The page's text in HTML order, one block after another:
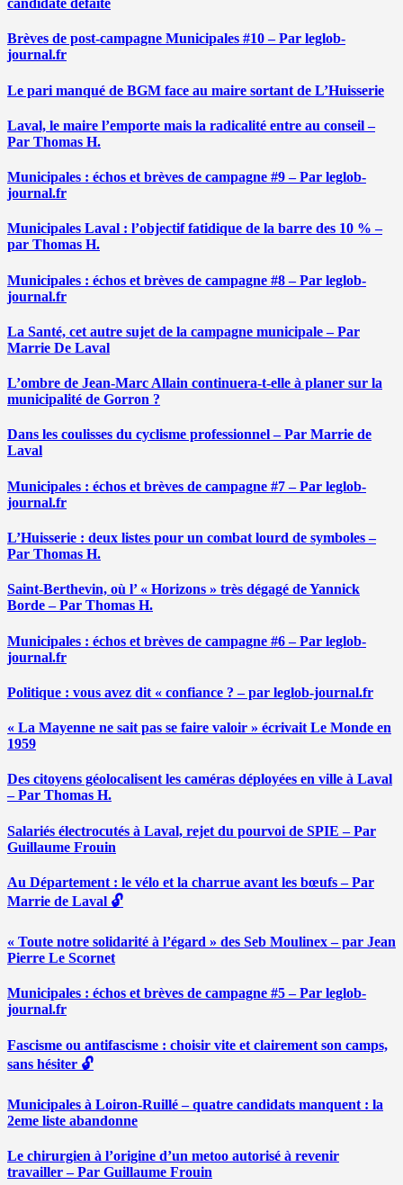
candidate défaite
Brèves de post-campagne Municipales #10 – Par leglob-
journal.fr
Le pari manqué de BGM face au maire sortant de L’Huisserie
Laval, le maire l’emporte mais la radicalité entre au conseil –
Par Thomas H.
Municipales : échos et brèves de campagne #9 – Par leglob-
journal.fr
Municipales Laval : l’objectif fatidique de la barre des 10 % –
par Thomas H.
Municipales : échos et brèves de campagne #8 – Par leglob-
journal.fr
La Santé, cet autre sujet de la campagne municipale – Par
Marrie De Laval
L’ombre de Jean-Marc Allain continuera-t-elle à planer sur la
municipalité de Gorron ?
Dans les coulisses du cyclisme professionnel – Par Marrie de
Laval
Municipales : échos et brèves de campagne #7 – Par leglob-
journal.fr
L’Huisserie : deux listes pour un combat lourd de symboles –
Par Thomas H.
Saint-Berthevin, où l’ « Horizons » très dégagé de Yannick
Borde – Par Thomas H.
Municipales : échos et brèves de campagne #6 – Par leglob-
journal.fr
Politique : vous avez dit « confiance ? – par leglob-journal.fr
« La Mayenne ne sait pas se faire valoir » écrivait Le Monde en
1959
Des citoyens géolocalisent les caméras déployées en ville à Laval
– Par Thomas H.
Salariés électrocutés à Laval, rejet du pourvoi de SPIE – Par
Guillaume Frouin
Au Département : le vélo et la charrue avant les bœufs – Par
Marrie de Laval 🔓
« Toute notre solidarité à l’égard » des Seb Moulinex – par Jean
Pierre Le Scornet
Municipales : échos et brèves de campagne #5 – Par leglob-
journal.fr
Fascisme ou antifascisme : choisir vite et clairement son camps,
sans hésiter 🔓
Municipales à Loiron-Ruillé – quatre candidats manquent : la
2eme liste abandonne
Le chirurgien à l’origine d’un metoo autorisé à revenir
travailler – Par Guillaume Frouin